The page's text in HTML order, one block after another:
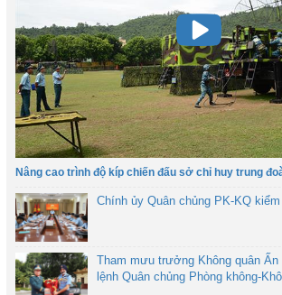
Nâng cao trình độ kíp chiến đấu sở chỉ huy trung
Chính ủy Quân chủng PK-KQ
Tham mưu trưởng Không quân
lệnh Quân chủng Phòng không-